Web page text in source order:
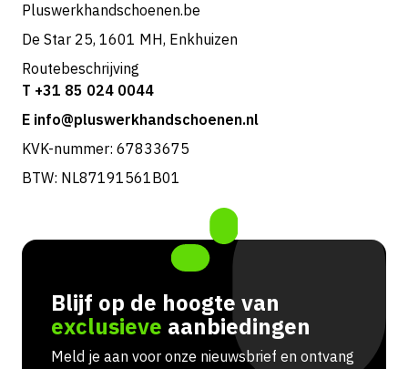
Pluswerkhandschoenen.be
De Star 25, 1601 MH, Enkhuizen
Routebeschrijving
T +31 85 024 0044
E info@pluswerkhandschoenen.nl
KVK-nummer: 67833675
BTW: NL87191561B01
Blijf op de hoogte van
exclusieve aanbiedingen
Meld je aan voor onze nieuwsbrief en ontvang